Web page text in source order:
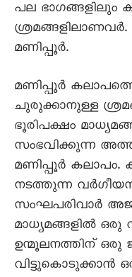
പല ഭാഗങ്ങളിലും
മണിപ്പൂർ.
മണിപ്പൂർ
ചുരുക്കാനുള്ള
ഭൂരിപക്ഷം
സംഭവിക്കുന്ന
മണിപ്പൂർ കലാപം.
നടത്തുന്ന
സംഘപരിവാർ
മാധ്യമങ്ങളിൽ ഒരു
ഉന്മൂലനത്തിന്
വിട്ടുകൊടുക്കാൻ